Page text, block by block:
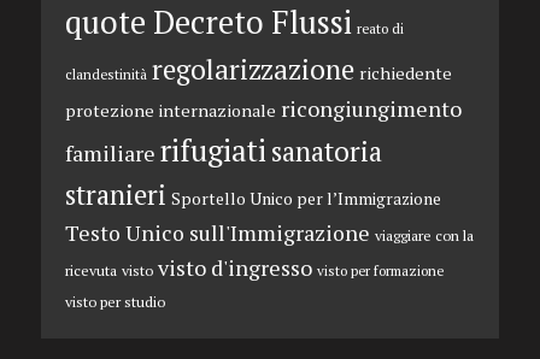
quote Decreto Flussi reato di
clandestinità regolarizzazione richiedente
protezione internazionale ricongiungimento
familiare rifugiatisanatoria
stranieri Sportello Unico per l’Immigrazione
Testo Unico sull'Immigrazione viaggiare con la
ricevuta visto visto d'ingresso visto per formazione
visto per studio